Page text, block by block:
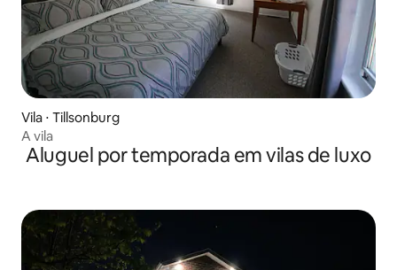
Vila ⋅ Tillsonburg
A vila
Aluguel por temporada em vilas de luxo